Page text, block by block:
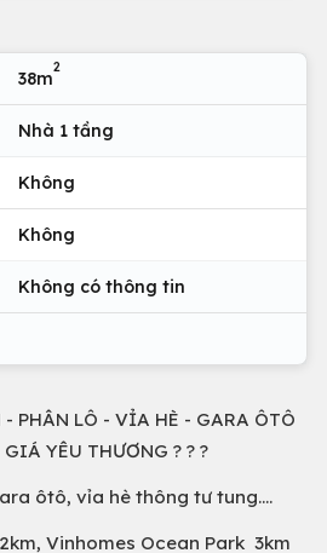
38m
2
Nhà 1 tầng
Không
Không
Không có thông tin
- PHÂN LÔ - VỈA HÈ - GARA ÔTÔ
YÊU THƯƠNG ? ? ?
ôtô, vỉa hè thông tư tung....
Vinhomes Ocean Park 3km